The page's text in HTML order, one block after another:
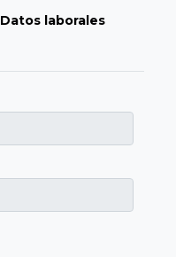
Datos laborales